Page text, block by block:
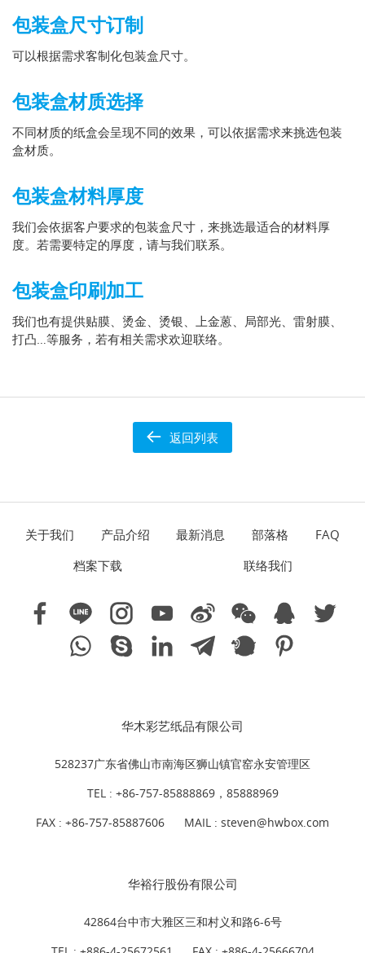
包装盒尺寸订制
可以根据需求客制化包装盒尺寸。
包装盒材质选择
不同材质的纸盒会呈现不同的效果，可以依据需求来挑选包装
盒材质。
包装盒材料厚度
我们会依据客户要求的包装盒尺寸，来挑选最适合的材料厚
度。若需要特定的厚度，请与我们联系。
包装盒印刷加工
我们也有提供贴膜、烫金、烫银、上金蒽、局部光、雷射膜、
打凸…等服务，若有相关需求欢迎联络。
返回列表
关于我们 产品介绍 最新消息 部落格
FAQ
档案下载
联络我们
华木彩艺纸品有限公司
528237广东省佛山市南海区狮山镇官窑永安管理区
TEL : +86-757-85888869，85888969
FAX : +86-757-85887606
MAIL : steven@hwbox.com
华裕行股份有限公司
42864台中市大雅区三和村义和路6-6号